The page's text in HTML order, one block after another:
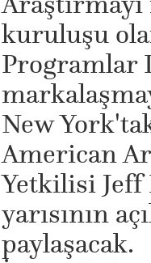
kuruluşu
Programlar
New
American
Yetkilisi
yarısının
paylaşacak.